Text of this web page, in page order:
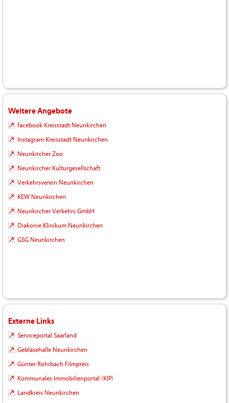
Weitere Angebote
facebook Kreisstadt Neunkirchen
Instagram Kreisstadt Neunkirchen
Neunkircher Zoo
Neunkircher Kulturgesellschaft
Verkehrsverein Neunkirchen
KEW Neunkirchen
Neunkircher Verkehrs GmbH
Diakonie Klinikum Neunkirchen
GSG Neunkirchen
Externe Links
Serviceportal Saarland
Gebläsehalle Neunkirchen
Günter Rohrbach Filmpreis
Kommunales Immobilienportal (KIP)
Landkreis Neunkirchen